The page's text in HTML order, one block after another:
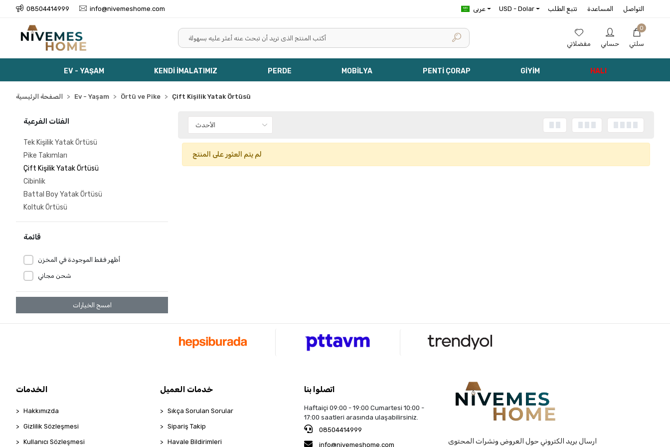
08504414999 info@nivemeshome.com عربى USD - Dolar تتبع الطلب المساعدة التواصل
مفضلاتي حسابي
0
سلتي
EV - YAŞAM KENDİ İMALATIMIZ PERDE MOBİLYA PENTİ ÇORAP GİYİM HALI
الصفحة الرئيسية Ev - Yaşam Örtü ve Pike Çift Kişilik Yatak Örtüsü
الفئات الفرعية
Tek Kişilik Yatak Örtüsü
Pike Takımları
Çift Kişilik Yatak Örtüsü
Cibinlik
Battal Boy Yatak Örtüsü
Koltuk Örtüsü
قائمة
أظهر فقط الموجودة في المخزن
شحن مجاني
امسح الخيارات
لم يتم العثور على المنتج
الخدمات
Hakkımızda
Gizlilik Sözleşmesi
Kullanıcı Sözleşmesi
خدمات العميل
Sıkça Sorulan Sorular
Sipariş Takip
Havale Bildirimleri
اتصلوا بنا
Haftaiçi 09:00 - 19:00 Cumartesi 10:00 -
17:00 saatleri arasında ulaşabilirsiniz.
08504414999
info@nivemeshome.com
ارسال بريد الكتروني حول العروض ونشرات المحتوى